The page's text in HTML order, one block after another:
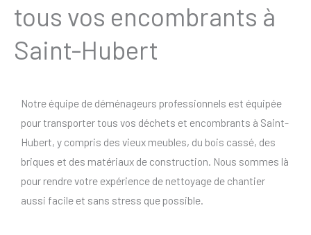
tous vos encombrants à
Saint-Hubert
Notre équipe de déménageurs professionnels est équipée
pour transporter tous vos déchets et encombrants à Saint-
Hubert, y compris des vieux meubles, du bois cassé, des
briques et des matériaux de construction. Nous sommes là
pour rendre votre expérience de nettoyage de chantier
aussi facile et sans stress que possible.